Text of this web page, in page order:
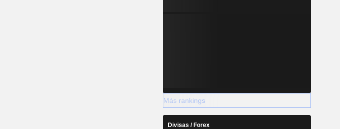
Más rankings
Divisas / Forex